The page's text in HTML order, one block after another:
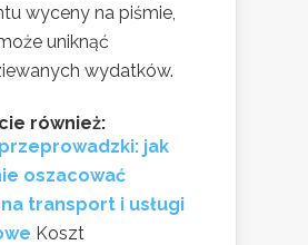
wyceny na piśmie,
uniknąć
wydatków.
również:
jak
oszacować
transport i usługi
Koszt